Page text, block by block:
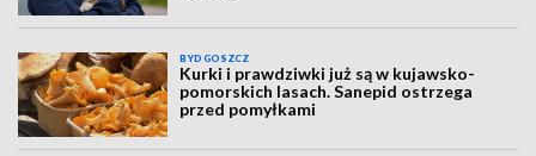
BYDGOSZCZ
Kurki i prawdziwki już są w kujawsko-
pomorskich lasach. Sanepid ostrzega
przed pomyłkami